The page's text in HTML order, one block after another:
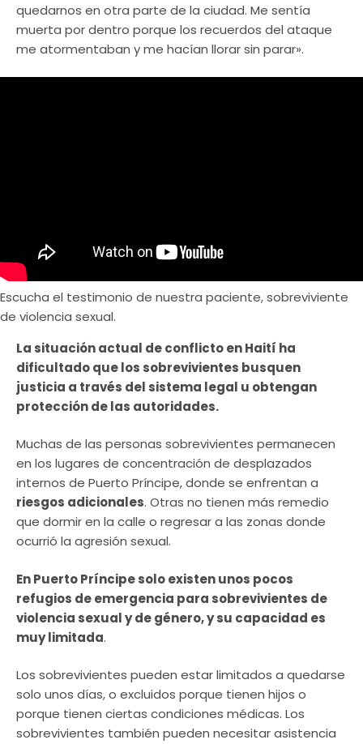
quedarnos en otra parte de la ciudad. Me sentía
muerta por dentro porque los recuerdos del ataque
me atormentaban y me hacían llorar sin parar».
Escucha el testimonio de nuestra paciente, sobreviviente
de violencia sexual.
La situación actual de conflicto en Haití ha
dificultado que los sobrevivientes busquen
justicia a través del sistema legal u obtengan
protección de las autoridades.
Muchas de las personas sobrevivientes permanecen
en los lugares de concentración de desplazados
internos de Puerto Príncipe, donde se enfrentan a
riesgos adicionales. Otras no tienen más remedio
que dormir en la calle o regresar a las zonas donde
ocurrió la agresión sexual.
En Puerto Príncipe solo existen unos pocos
refugios de emergencia para sobrevivientes de
violencia sexual y de género, y su capacidad es
muy limitada.
Los sobrevivientes pueden estar limitados a quedarse
solo unos días, o excluidos porque tienen hijos o
porque tienen ciertas condiciones médicas. Los
sobrevivientes también pueden necesitar asistencia